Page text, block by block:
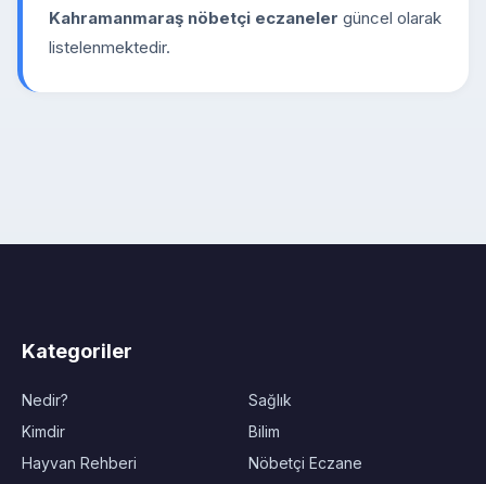
Kahramanmaraş nöbetçi eczaneler güncel olarak
listelenmektedir.
Kategoriler
Nedir?
Kimdir
Hayvan Rehberi
Sağlık
Bilim
Nöbetçi Eczane